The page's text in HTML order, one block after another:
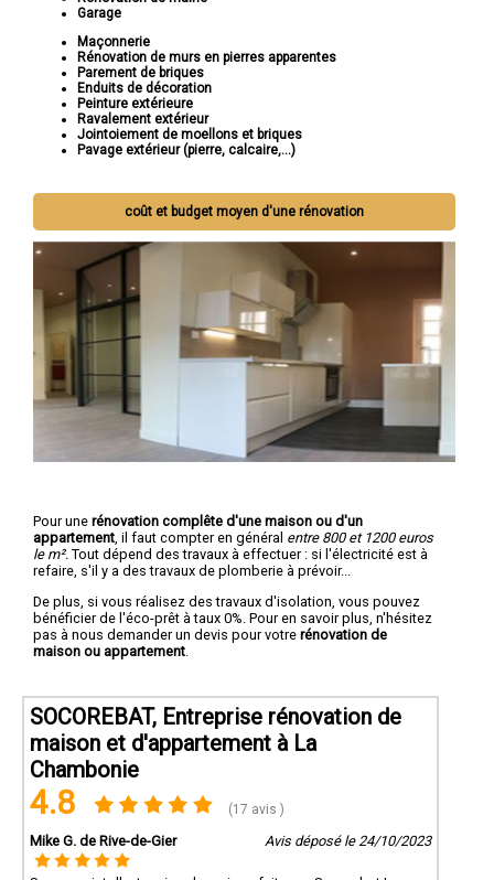
Garage
Maçonnerie
Rénovation de murs en pierres apparentes
Parement de briques
Enduits de décoration
Peinture extérieure
Ravalement extérieur
Jointoiement de moellons et briques
Pavage extérieur (pierre, calcaire,...)
coût et budget moyen d'une rénovation
Pour une rénovation complête d'une maison ou d'un
appartement , il faut compter en général entre 800 et 1200 euros
le m². Tout dépend des travaux à effectuer : si l'électricité est à
refaire, s'il y a des travaux de plomberie à prévoir...
De plus, si vous réalisez des travaux d'isolation, vous pouvez
bénéficier de l'éco-prêt à taux 0%. Pour en savoir plus, n'hésitez
pas à nous demander un devis pour votre rénovation de
maison ou appartement
SOCOREBAT, Entreprise rénovation de
maison et d'appartement à La
Chambonie
4.8 (17 avis )
Mike G. de Rive-de-Gier Avis déposé le 24/10/2023